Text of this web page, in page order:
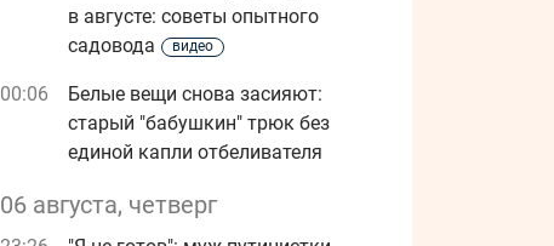
в августе: советы опытного
садовода
видео
00:06
Белые вещи снова засияют:
старый "бабушкин" трюк без
единой капли отбеливателя
06 августа, четверг